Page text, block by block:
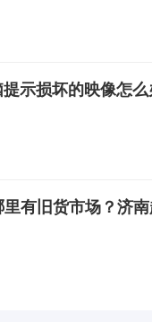
示损坏的映像怎
有旧货市场？济